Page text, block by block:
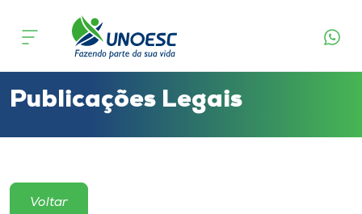
Cursos
Atendimento ao Estudante
Publicações Legais
Voltar